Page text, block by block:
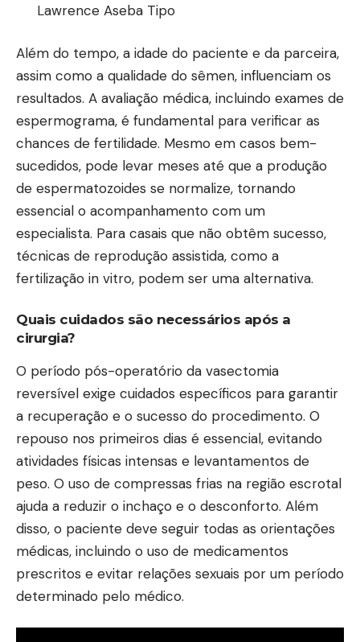
Lawrence Aseba Tipo
Além do tempo, a idade do paciente e da parceira,
assim como a qualidade do sêmen, influenciam os
resultados. A avaliação médica, incluindo exames de
espermograma, é fundamental para verificar as
chances de fertilidade. Mesmo em casos bem-
sucedidos, pode levar meses até que a produção
de espermatozoides se normalize, tornando
essencial o acompanhamento com um
especialista. Para casais que não obtêm sucesso,
técnicas de reprodução assistida, como a
fertilização in vitro, podem ser uma alternativa.
Quais cuidados são necessários após a
cirurgia?
O período pós-operatório da vasectomia
reversível exige cuidados específicos para garantir
a recuperação e o sucesso do procedimento. O
repouso nos primeiros dias é essencial, evitando
atividades físicas intensas e levantamentos de
peso. O uso de compressas frias na região escrotal
ajuda a reduzir o inchaço e o desconforto. Além
disso, o paciente deve seguir todas as orientações
médicas, incluindo o uso de medicamentos
prescritos e evitar relações sexuais por um período
determinado pelo médico.